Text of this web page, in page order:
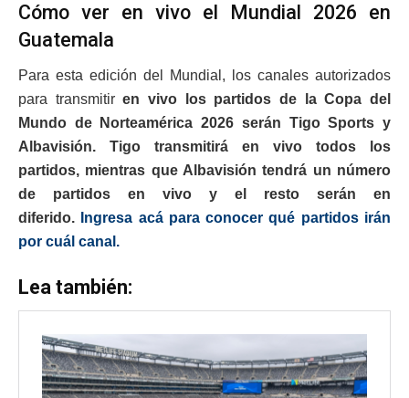
Cómo ver en vivo el Mundial 2026 en
Guatemala
Para esta edición del Mundial, los canales autorizados
para transmitiren vivo los partidos de la Copa del
Mundo de Norteamérica 2026 serán Tigo Sports y
Albavisión. Tigo transmitirá en vivo todos los
partidos, mientras que Albavisión tendrá un número
de partidos en vivo y el resto serán en
diferido.
Ingresa acá para conocer qué partidos irán
por cuál canal.
Lea también: